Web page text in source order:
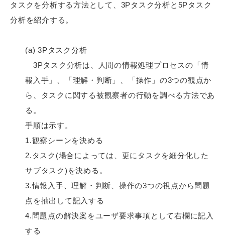
タスクを分析する方法として、3Pタスク分析と5Pタスク
分析を紹介する。
(a) 3Pタスク分析
3Pタスク分析は、人間の情報処理プロセスの「情
報入手」、「理解・判断」、「操作」の3つの観点か
ら、タスクに関する被観察者の行動を調べる方法であ
る。
手順は示す。
1.観察シーンを決める
2.タスク(場合によっては、更にタスクを細分化した
サブタスク)を決める。
3.情報入手、理解・判断、操作の3つの視点から問題
点を抽出して記入する
4.問題点の解決案をユーザ要求事項として右欄に記入
する